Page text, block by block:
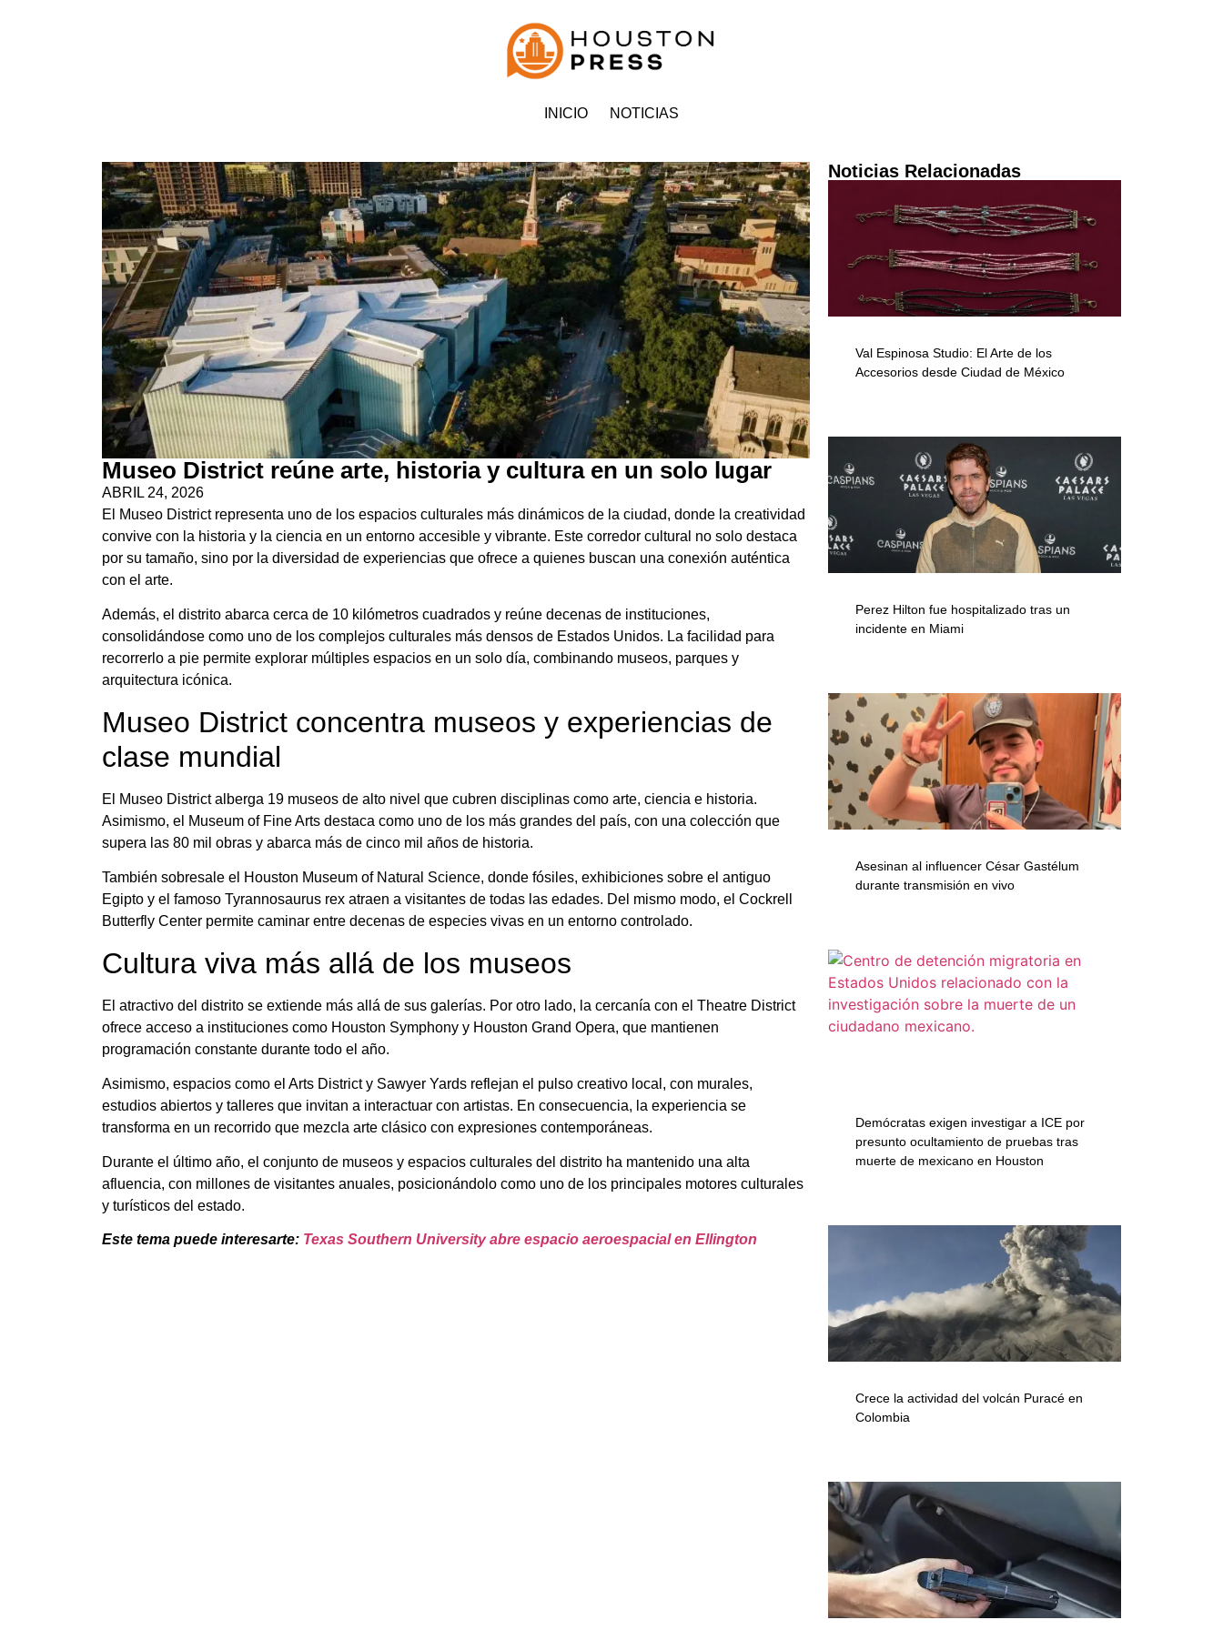
INICIO NOTICIAS
Museo District reúne arte, historia y cultura en un solo lugar
ABRIL 24, 2026
El Museo District representa uno de los espacios culturales más dinámicos de la ciudad, donde la creatividad
convive con la historia y la ciencia en un entorno accesible y vibrante. Este corredor cultural no solo destaca
por su tamaño, sino por la diversidad de experiencias que ofrece a quienes buscan una conexión auténtica
con el arte.
Además, el distrito abarca cerca de 10 kilómetros cuadrados y reúne decenas de instituciones,
consolidándose como uno de los complejos culturales más densos de Estados Unidos. La facilidad para
recorrerlo a pie permite explorar múltiples espacios en un solo día, combinando museos, parques y
arquitectura icónica.
Museo District concentra museos y experiencias de
clase mundial
El Museo District alberga 19 museos de alto nivel que cubren disciplinas como arte, ciencia e historia.
Asimismo, el Museum of Fine Arts destaca como uno de los más grandes del país, con una colección que
supera las 80 mil obras y abarca más de cinco mil años de historia.
También sobresale el Houston Museum of Natural Science, donde fósiles, exhibiciones sobre el antiguo
Egipto y el famoso Tyrannosaurus rex atraen a visitantes de todas las edades. Del mismo modo, el Cockrell
Butterfly Center permite caminar entre decenas de especies vivas en un entorno controlado.
Cultura viva más allá de los museos
El atractivo del distrito se extiende más allá de sus galerías. Por otro lado, la cercanía con el Theatre District
ofrece acceso a instituciones como Houston Symphony y Houston Grand Opera, que mantienen
programación constante durante todo el año.
Asimismo, espacios como el Arts District y Sawyer Yards reflejan el pulso creativo local, con murales,
estudios abiertos y talleres que invitan a interactuar con artistas. En consecuencia, la experiencia se
transforma en un recorrido que mezcla arte clásico con expresiones contemporáneas.
Durante el último año, el conjunto de museos y espacios culturales del distrito ha mantenido una alta
afluencia, con millones de visitantes anuales, posicionándolo como uno de los principales motores culturales
y turísticos del estado.
Este tema puede interesarte: Texas Southern University abre espacio aeroespacial en Ellington
Noticias Relacionadas
Val Espinosa Studio: El Arte de los
Accesorios desde Ciudad de México
Perez Hilton fue hospitalizado tras un
incidente en Miami
Asesinan al influencer César Gastélum
durante transmisión en vivo
Demócratas exigen investigar a ICE por
presunto ocultamiento de pruebas tras
muerte de mexicano en Houston
Crece la actividad del volcán Puracé en
Colombia